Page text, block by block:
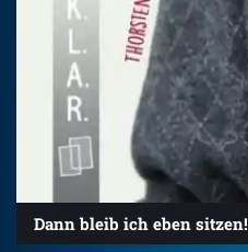
Dann bleib ich eben sitzen!